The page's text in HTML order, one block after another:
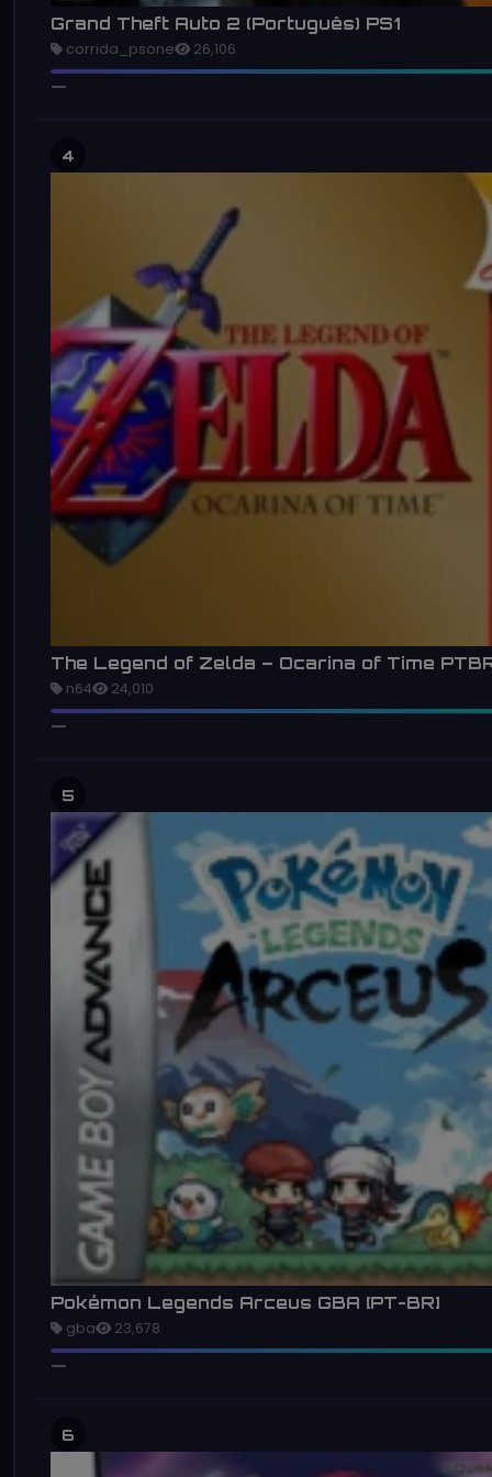
Grand Theft Auto 2 (Português) PS1
corrida_psone 26,106
4
The Legend of Zelda – Ocarina of Time
n64 24,010
5
Pokémon Legends Arceus GBA [PT-BR]
gba 23,678
6